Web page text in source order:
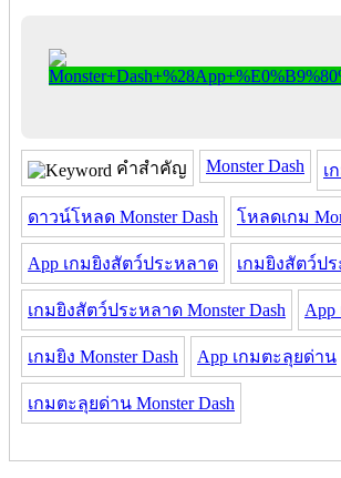
คำสำคัญ Monster Dash เ
ดาวน์โหลด Monster Dash โหลดเกม
App เกมยิงสัตว์ประหลาด เกมยิงสัตว์ป
เกมยิงสัตว์ประหลาด Monster Dash App
เกมยิง Monster Dash App เกมตะลุยด่าน
เกมตะลุยด่าน Monster Dash